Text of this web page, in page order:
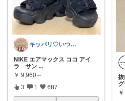
キッパリ♡いつもありがとうございます🌸
NIKE エアマックス ココ アイ
ラ サン ...
￥ 9,960～
3 1 687
￥